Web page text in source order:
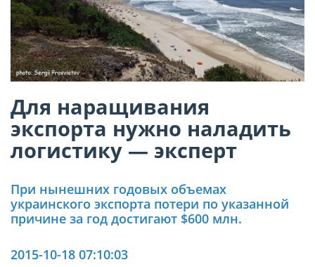
Для наращивания
экспорта нужно наладить
логистику — эксперт
При нынешних годовых объемах
украинского экспорта потери по указанной
причине за год достигают $600 млн.
2015-10-18 07:10:03